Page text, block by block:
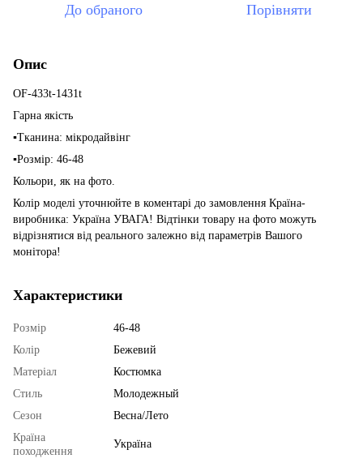
До обраного Порівняти
Опис
OF-433t-1431t
Гарна якість
▪️Тканина: мікродайвінг
▪️Розмір: 46-48
Кольори, як на фото.
Колір моделі уточнюйте в коментарі до замовлення Країна-
виробника: Україна УВАГА! Відтінки товару на фото можуть
відрізнятися від реального залежно від параметрів Вашого
монітора!
Характеристики
Розмір
46-48
Колір
Бежевий
Матеріал
Костюмка
Стиль
Молодежный
Сезон
Весна/Лето
Країна
походження
Україна